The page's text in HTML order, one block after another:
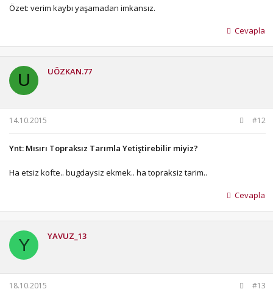
Özet: verim kaybı yaşamadan imkansız.
Cevapla
U UÖZKAN.77
14.10.2015 #12
Ynt: Mısırı Topraksız Tarımla Yetiştirebilir miyiz?
Ha etsiz kofte.. bugdaysiz ekmek.. ha topraksiz tarim..
Cevapla
Y YAVUZ_13
18.10.2015 #13